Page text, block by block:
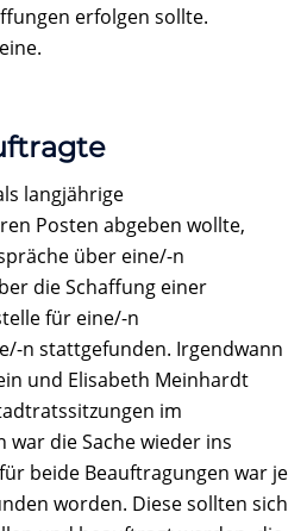
erfolgen sollte.
langjährige
Posten abgeben wollte,
über eine/-n
die Schaffung einer
für eine/-n
n stattgefunden. Irgendwann
und Elisabeth Meinhardt
im
die Sache wieder ins
beide Beauftragungen war je
worden. Diese sollten sich